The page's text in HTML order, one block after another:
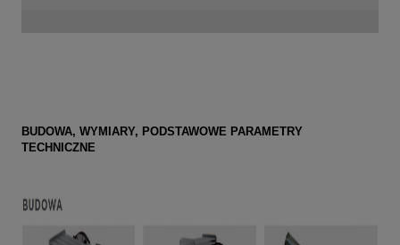
BUDOWA, WYMIARY, PODSTAWOWE PARAMETRY
TECHNICZNE